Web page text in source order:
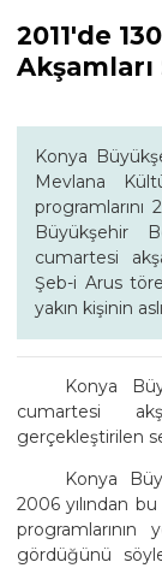
2011'de
Konya
Mevlana
programlarını
Büyükşehir
cumartesi
Şeb-i Arus
yakın kişinin
Konya
cumartesi
gerçekleştirilen
Konya
2006 yılından
gördüğünü